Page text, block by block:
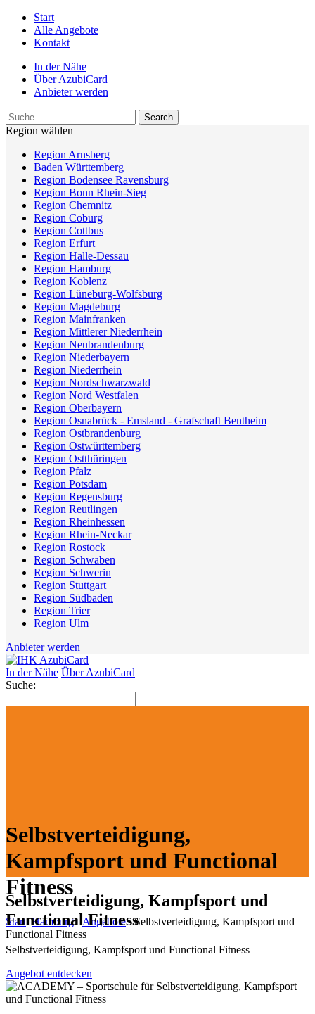
Start
Alle Angebote
Kontakt
In der Nähe
Über AzubiCard
Anbieter werden
Region wählen
Region Arnsberg
Baden Württemberg
Region Bodensee Ravensburg
Region Bonn Rhein-Sieg
Region Chemnitz
Region Coburg
Region Cottbus
Region Erfurt
Region Halle-Dessau
Region Hamburg
Region Koblenz
Region Lüneburg-Wolfsburg
Region Magdeburg
Region Mainfranken
Region Mittlerer Niederrhein
Region Neubrandenburg
Region Niederbayern
Region Niederrhein
Region Nordschwarzwald
Region Nord Westfalen
Region Oberbayern
Region Osnabrück - Emsland - Grafschaft Bentheim
Region Ostbrandenburg
Region Ostwürttemberg
Region Ostthüringen
Region Pfalz
Region Potsdam
Region Regensburg
Region Reutlingen
Region Rheinhessen
Region Rhein-Neckar
Region Rostock
Region Schwaben
Region Schwerin
Region Stuttgart
Region Südbaden
Region Trier
Region Ulm
Anbieter werden
In der Nähe Über AzubiCard
Suche:
Selbstverteidigung,
Kampfsport und Functional
Fitness
Start Hamburg Angebote
Selbstverteidigung, Kampfsport und
Functional Fitness
Selbstverteidigung, Kampfsport und
Functional Fitness
Selbstverteidigung, Kampfsport und Functional Fitness
Angebot entdecken